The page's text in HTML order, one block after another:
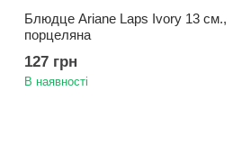
Блюдце Ariane Laps Ivory 13 см.,
порцеляна
127 грн
В наявності